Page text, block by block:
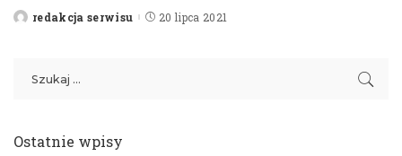
Postedredakcja serwisu 20 lipca 2021
Ostatnie wpisy